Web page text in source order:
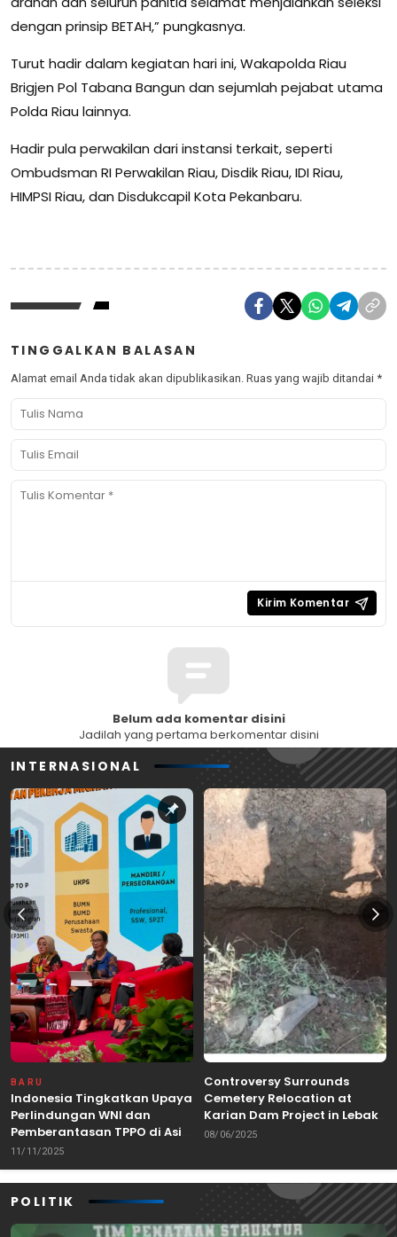
dengan prinsip BETAH,” pungkasnya.
Turut hadir dalam kegiatan hari ini, Wakapolda Riau
Brigjen Pol Tabana Bangun dan sejumlah pejabat utama
Polda Riau lainnya.
Hadir pula perwakilan dari instansi terkait, seperti
Ombudsman RI Perwakilan Riau, Disdik Riau, IDI Riau,
HIMPSI Riau, dan Disdukcapil Kota Pekanbaru.
TINGGALKAN BALASAN
Alamat email Anda tidak akan dipublikasikan. Ruas yang wajib ditandai *
Belum ada komentar disini
Jadilah yang pertama berkomentar disini
INTERNASIONAL
BARU
Indonesia Tingkatkan Upaya
Perlindungan WNI dan
Pemberantasan TPPO di Asia
Tenggara
11/11/2025
Controversy Surrounds
Cemetery Relocation at
Karian Dam Project in Lebak,
Banten
08/06/2025
POLITIK